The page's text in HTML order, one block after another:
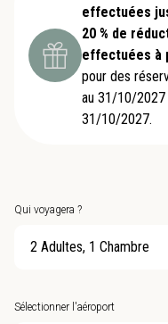
effectuées
20 % de
effectuées à
pour des
au 31/10/
31/10/2027.
Qui voyagera ?
2 Adultes, 1 Chambre
Sélectionner l'aéroport